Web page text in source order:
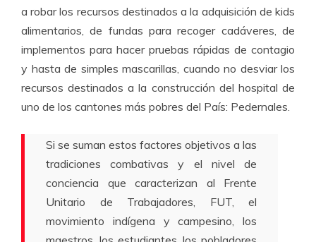
a robar los recursos destinados a la adquisición de kids
alimentarios, de fundas para recoger cadáveres, de
implementos para hacer pruebas rápidas de contagio
y hasta de simples mascarillas, cuando no desviar los
recursos destinados a la construcción del hospital de
uno de los cantones más pobres del País: Pedernales.
Si se suman estos factores objetivos a las
tradiciones combativas y el nivel de
conciencia que caracterizan al Frente
Unitario de Trabajadores, FUT, el
movimiento indígena y campesino, los